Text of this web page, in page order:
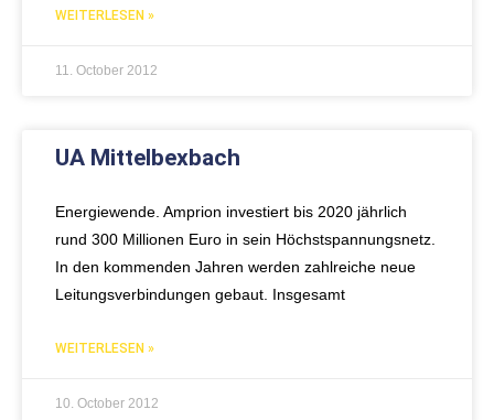
WEITERLESEN »
11. October 2012
UA Mittelbexbach
Energiewende. Amprion investiert bis 2020 jährlich
rund 300 Millionen Euro in sein Höchstspannungsnetz.
In den kommenden Jahren werden zahlreiche neue
Leitungsverbindungen gebaut. Insgesamt
WEITERLESEN »
10. October 2012